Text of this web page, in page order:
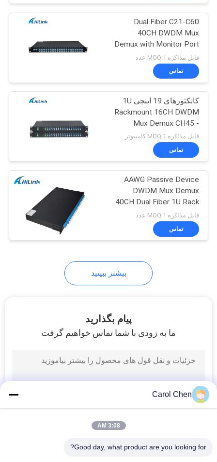
فرستنده XFP
72
QSFP + فرستنده
249
مستقیم اتصال کابل
کابل فعال نوری
102
Dual Fiber C21-C60
40CH DWDM Mux
Demux with Monitor Port
LC/UPC 19'' 1U Rack
Mount
قابل مذاکره MOQ:1 عدد
تماس
کانکتورهای 19 اینچی 1U
Rackmount 16CH DWDM
Mux Demux CH45 -
CH60 Dual Fiber LC UPC
قابل مذاکره MOQ:1 کامپیوتر
تماس
AAWG Passive Device
DWDM Mux Demux
40CH Dual Fiber 1U Rack
Mount 19 inches
قابل مذاکره MOQ:1 عدد
تماس
بیشتر ببینید
پیام بگذارید
ما به زودی با شما تماس خواهیم گرفت
Carol Chen
3:08 AM
Good day, what product are you looking for?